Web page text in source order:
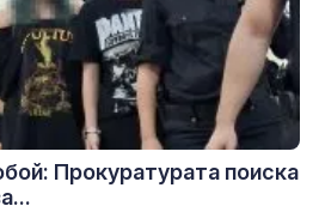
Прокуратурата поиска